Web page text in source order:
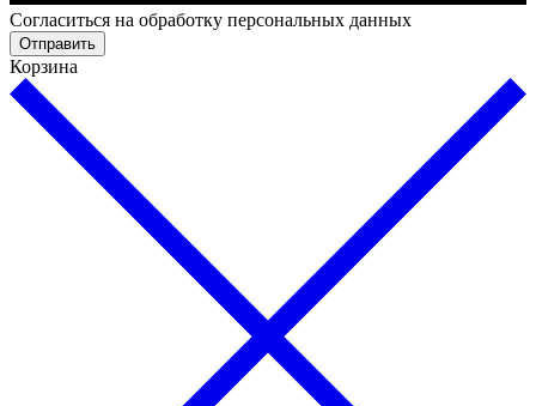
Cогласиться на обработку персональных данных
Отправить
Корзина